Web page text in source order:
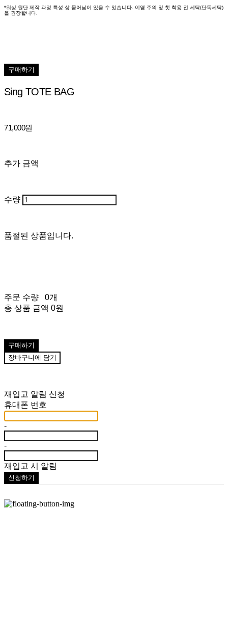
*워싱 원단 제작 과정 특성 상 묻어남이 있을 수 있습니다. 이염 주의 및 첫 착용 전 세탁(단독세탁)
을 권장합니다.
구매하기
Sing TOTE BAG
71,000원
추가 금액
수량
품절된 상품입니다.
주문 수량
0개
총 상품 금액 0원
구매하기
장바구니에 담기
재입고 알림 신청
휴대폰 번호
-
-
재입고 시 알림
신청하기